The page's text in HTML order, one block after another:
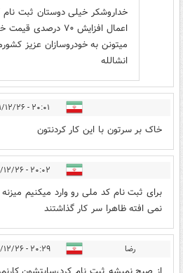
خداروشکر خیلی دوستان ثبت نام
اعمال افزایش ۷۰
میتونن به خودروسازان عزیز
انشالله
۲۰:۰۱ - ۱۴۰۱/۱۲/۲۶
خاک بر سرتون با این کار کردنتون
۲۰:۰۲ - ۱۴۰۱/۱۲/۲۶
برای ثبت نام کد ملی رو وارد میکنیم
نمی افته ظاهرا سر کار گذاشتند
رضا ۲۰:۲۹ - ۱۴۰۱/۱۲/۲۶